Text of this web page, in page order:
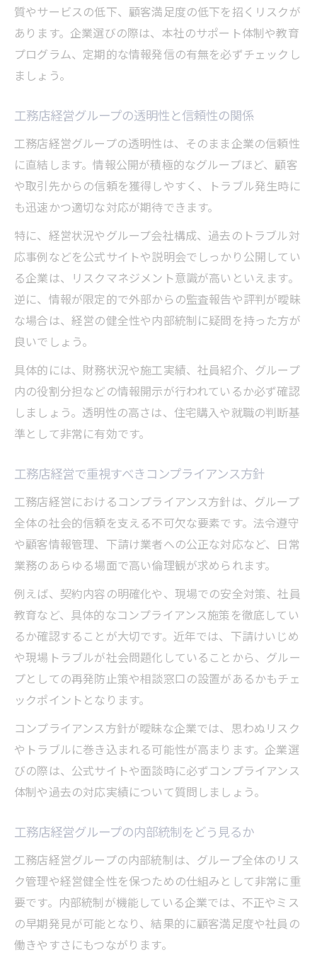
質やサービスの低下、顧客満足度の低下を招くリスクが
あります。企業選びの際は、本社のサポート体制や教育
プログラム、定期的な情報発信の有無を必ずチェックし
ましょう。
工務店経営グループの透明性と信頼性の関係
工務店経営グループの透明性は、そのまま企業の信頼性
に直結します。情報公開が積極的なグループほど、顧客
や取引先からの信頼を獲得しやすく、トラブル発生時に
も迅速かつ適切な対応が期待できます。
特に、経営状況やグループ会社構成、過去のトラブル対
応事例などを公式サイトや説明会でしっかり公開してい
る企業は、リスクマネジメント意識が高いといえます。
逆に、情報が限定的で外部からの監査報告や評判が曖昧
な場合は、経営の健全性や内部統制に疑問を持った方が
良いでしょう。
具体的には、財務状況や施工実績、社員紹介、グループ
内の役割分担などの情報開示が行われているか必ず確認
しましょう。透明性の高さは、住宅購入や就職の判断基
準として非常に有効です。
工務店経営で重視すべきコンプライアンス方針
工務店経営におけるコンプライアンス方針は、グループ
全体の社会的信頼を支える不可欠な要素です。法令遵守
や顧客情報管理、下請け業者への公正な対応など、日常
業務のあらゆる場面で高い倫理観が求められます。
例えば、契約内容の明確化や、現場での安全対策、社員
教育など、具体的なコンプライアンス施策を徹底してい
るか確認することが大切です。近年では、下請けいじめ
や現場トラブルが社会問題化していることから、グルー
プとしての再発防止策や相談窓口の設置があるかもチェ
ックポイントとなります。
コンプライアンス方針が曖昧な企業では、思わぬリスク
やトラブルに巻き込まれる可能性が高まります。企業選
びの際は、公式サイトや面談時に必ずコンプライアンス
体制や過去の対応実績について質問しましょう。
工務店経営グループの内部統制をどう見るか
工務店経営グループの内部統制は、グループ全体のリス
ク管理や経営健全性を保つための仕組みとして非常に重
要です。内部統制が機能している企業では、不正やミス
の早期発見が可能となり、結果的に顧客満足度や社員の
働きやすさにもつながります。